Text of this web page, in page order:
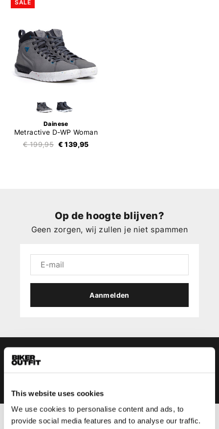
This website uses cookies
We use cookies to personalise content and ads, to
provide social media features and to analyse our traffic.
SALE
Dainese
Metractive D-WP Woman
€ 199,95 € 139,95
Op de hoogte blijven?
Geen zorgen, wij zullen je niet spammen
Aanmelden